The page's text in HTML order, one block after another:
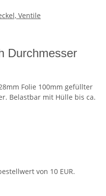
Ventile
Durchmesser
Folie 100mm gefüllter
Belastbar mit Hülle bis ca.
von 10 EUR.